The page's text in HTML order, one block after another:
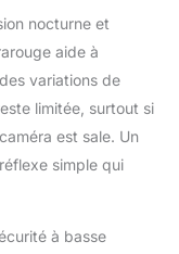
nocturne et
aide à
variations de
limitée, surtout si
est sale. Un
simple qui
à basse